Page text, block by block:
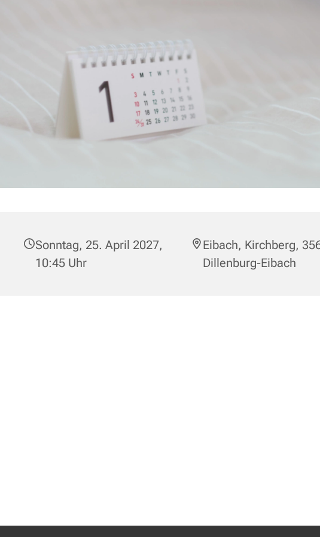
Sonntag, 25. April 2027,
10:45 Uhr
Eibach, Kirchberg,
Dillenburg-Eibach